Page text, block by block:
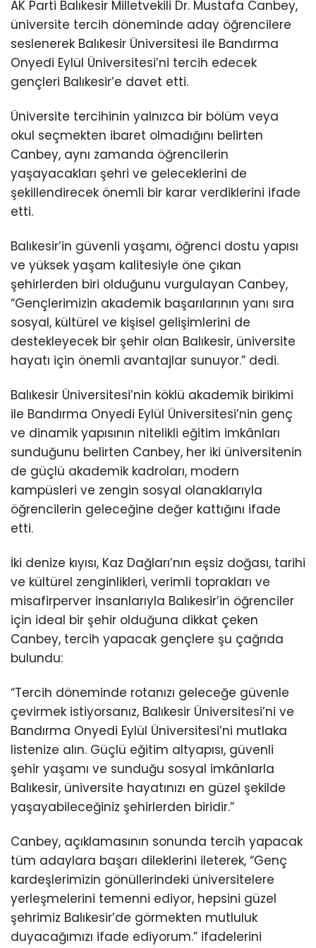
AK Parti Balıkesir Milletvekili Dr. Mustafa Canbey,
üniversite tercih döneminde aday öğrencilere
seslenerek Balıkesir Üniversitesi ile Bandırma
Onyedi Eylül Üniversitesi’ni tercih edecek
gençleri Balıkesir’e davet etti.
Üniversite tercihinin yalnızca bir bölüm veya
okul seçmekten ibaret olmadığını belirten
Canbey, aynı zamanda öğrencilerin
yaşayacakları şehri ve geleceklerini de
şekillendirecek önemli bir karar verdiklerini ifade
etti.
Balıkesir’in güvenli yaşamı, öğrenci dostu yapısı
ve yüksek yaşam kalitesiyle öne çıkan
şehirlerden biri olduğunu vurgulayan Canbey,
“Gençlerimizin akademik başarılarının yanı sıra
sosyal, kültürel ve kişisel gelişimlerini de
destekleyecek bir şehir olan Balıkesir, üniversite
hayatı için önemli avantajlar sunuyor.” dedi.
Balıkesir Üniversitesi’nin köklü akademik birikimi
ile Bandırma Onyedi Eylül Üniversitesi’nin genç
ve dinamik yapısının nitelikli eğitim imkânları
sunduğunu belirten Canbey, her iki üniversitenin
de güçlü akademik kadroları, modern
kampüsleri ve zengin sosyal olanaklarıyla
öğrencilerin geleceğine değer kattığını ifade
etti.
İki denize kıyısı, Kaz Dağları’nın eşsiz doğası, tarihi
ve kültürel zenginlikleri, verimli toprakları ve
misafirperver insanlarıyla Balıkesir’in öğrenciler
için ideal bir şehir olduğuna dikkat çeken
Canbey, tercih yapacak gençlere şu çağrıda
bulundu:
“Tercih döneminde rotanızı geleceğe güvenle
çevirmek istiyorsanız, Balıkesir Üniversitesi’ni ve
Bandırma Onyedi Eylül Üniversitesi’ni mutlaka
listenize alın. Güçlü eğitim altyapısı, güvenli
şehir yaşamı ve sunduğu sosyal imkânlarla
Balıkesir, üniversite hayatınızı en güzel şekilde
yaşayabileceğiniz şehirlerden biridir.”
Canbey, açıklamasının sonunda tercih yapacak
tüm adaylara başarı dileklerini ileterek, “Genç
kardeşlerimizin gönüllerindeki üniversitelere
yerleşmelerini temenni ediyor, hepsini güzel
şehrimiz Balıkesir’de görmekten mutluluk
duyacağımızı ifade ediyorum.” ifadelerini